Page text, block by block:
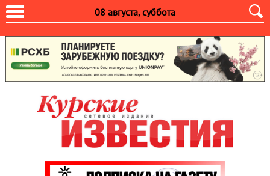
08 августа, суббота